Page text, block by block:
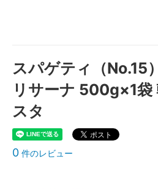
スパゲティ（No.15
リサーナ 500g×1袋
スタ
0 件のレビュー